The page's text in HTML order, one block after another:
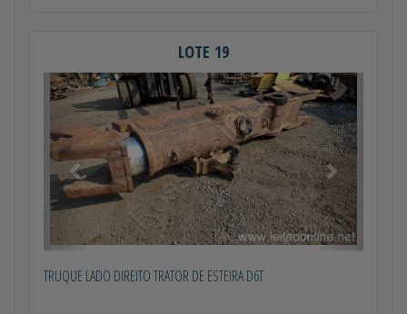
LOTE 19
Anterior Próximo
TRUQUE LADO DIREITO TRATOR DE ESTEIRA D6T